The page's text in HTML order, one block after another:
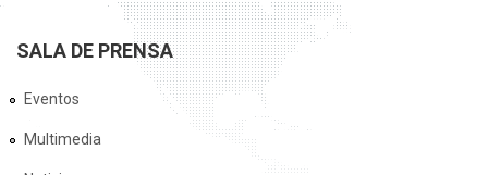
SALA DE PRENSA
Eventos
Multimedia